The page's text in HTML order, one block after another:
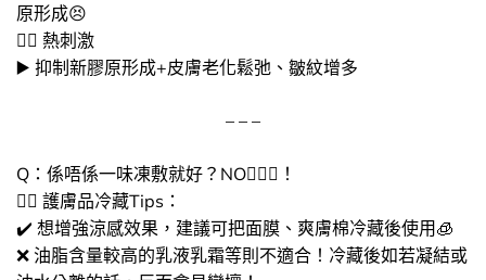
原形成😣​
👉🏻 熱刺激
▶️ 抑制新膠原形成+皮膚老化鬆弛、皺紋增多
– – –
Q：係唔係一味凍敷就好？NO🙅🏻‍♀️​！
👉🏻 護膚品冷藏Tips：
✔️ 想增強涼感效果，建議可把面膜、爽膚棉冷藏後使用🧊​
❌ 油脂含量較高的乳液乳霜等則不適合！冷藏後如若凝結或